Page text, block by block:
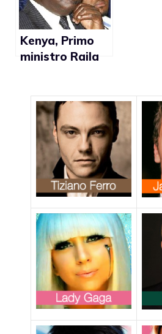
Kenya, Primo
ministro Raila
arrestati”